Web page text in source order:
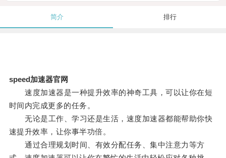
简介 排行
speed加速器官网
速度加速器是一种提升效率的神奇工具，可以让你在短
时间内完成更多的任务。
无论是工作、学习还是生活，速度加速器都能帮助你快
速提升效率，让你事半功倍。
通过合理规划时间、有效分配任务、集中注意力等方